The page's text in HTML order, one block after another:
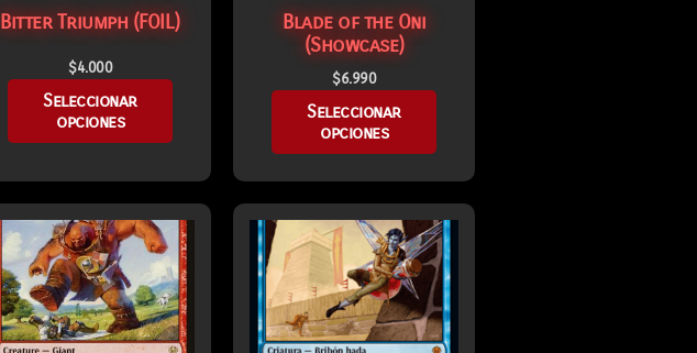
Bitter Triumph (FOIL)
$4.000
Seleccionar
opciones
Blade of the Oni
(Showcase)
$6.990
Seleccionar
opciones